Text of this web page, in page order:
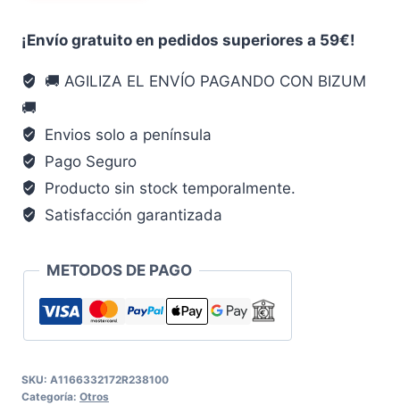
¡Envío gratuito en pedidos superiores a 59€!
🚚 AGILIZA EL ENVÍO PAGANDO CON BIZUM
🚚
Envios solo a península
Pago Seguro
Producto sin stock temporalmente.
Satisfacción garantizada
METODOS DE PAGO
SKU: A1166332172R238100
Categoría: Otros